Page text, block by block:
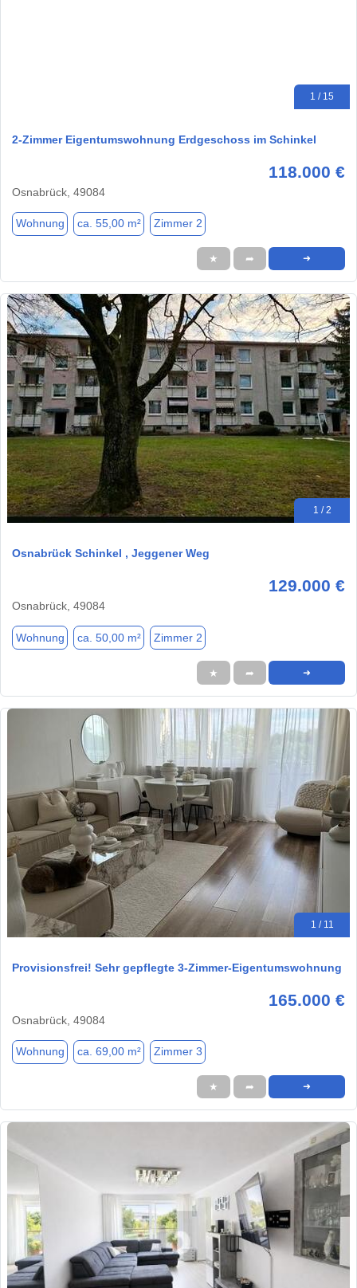
1 / 15
2-Zimmer Eigentumswohnung Erdgeschoss im Schinkel
118.000 €
Osnabrück, 49084
Wohnung ca. 55,00 m² Zimmer 2
★ ➦ ➜
1 / 2
Osnabrück Schinkel , Jeggener Weg
129.000 €
Osnabrück, 49084
Wohnung ca. 50,00 m² Zimmer 2
★ ➦ ➜
1 / 11
Provisionsfrei! Sehr gepflegte 3-Zimmer-Eigentumswohnung
165.000 €
Osnabrück, 49084
Wohnung ca. 69,00 m² Zimmer 3
★ ➦ ➜